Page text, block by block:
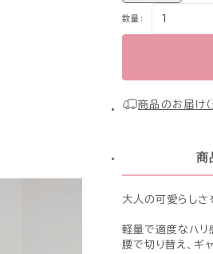
数量：
商品のお届け
商
大人の可愛らしさ
軽量で適度なハリ
腰で切り替え、ギ